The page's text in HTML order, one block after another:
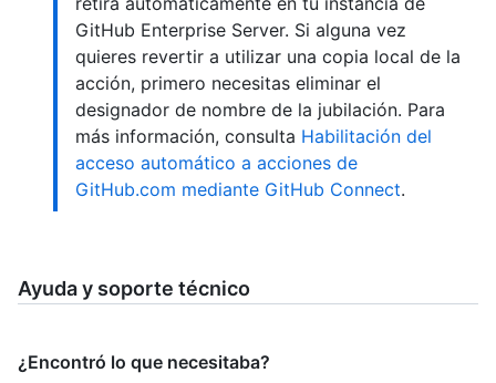
GitHub Enterprise Server. Si alguna vez
quieres revertir a utilizar una copia local de la
acción, primero necesitas eliminar el
designador de nombre de la jubilación. Para
más información, consulta Habilitación del
acceso automático a acciones de
GitHub.com mediante GitHub Connect.
Ayuda y soporte técnico
¿Encontró lo que necesitaba?